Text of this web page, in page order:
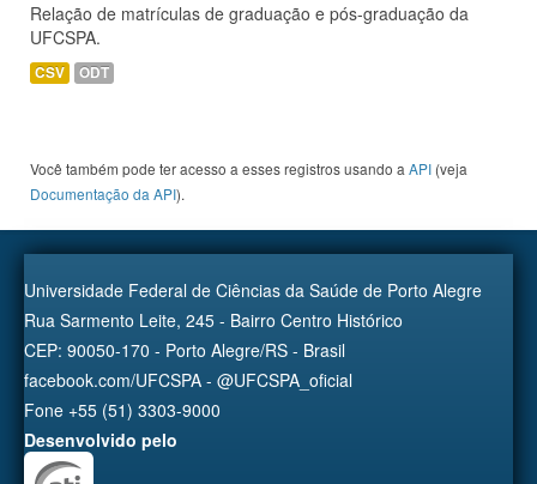
Relação de matrículas de graduação e pós-graduação da
UFCSPA.
CSV ODT
Você também pode ter acesso a esses registros usando a API (veja
Documentação da API).
Universidade Federal de Ciências da Saúde de Porto Alegre
Rua Sarmento Leite, 245 - Bairro Centro Histórico
CEP: 90050-170 - Porto Alegre/RS - Brasil
facebook.com/UFCSPA - @UFCSPA_oficial
Fone +55 (51) 3303-9000
Desenvolvido pelo